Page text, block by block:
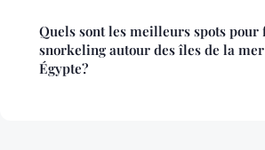
Quels sont les meilleurs spots pour
snorkeling autour des îles de la mer
Égypte?